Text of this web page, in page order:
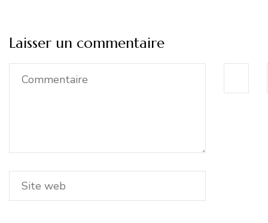
Laisser un commentaire